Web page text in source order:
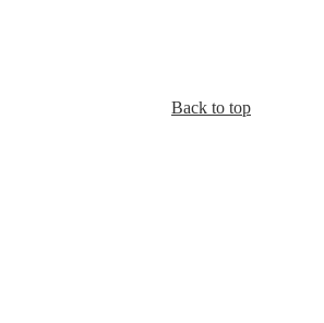
Back to top